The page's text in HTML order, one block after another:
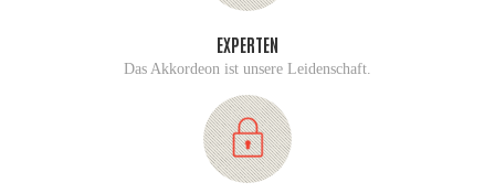
EXPERTEN
Das Akkordeon ist unsere Leidenschaft.